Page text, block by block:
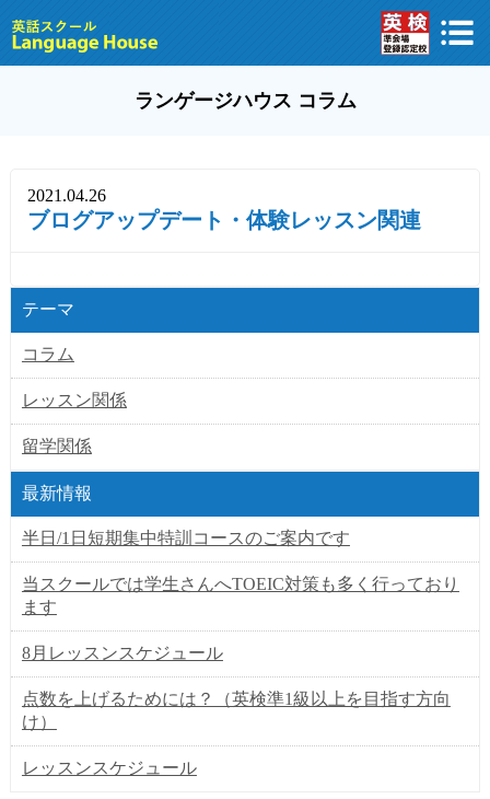
ランゲージハウス コラム
2021.04.26
ブログアップデート・体験レッスン関連
テーマ
コラム
レッスン関係
留学関係
最新情報
半日/1日短期集中特訓コースのご案内です
当スクールでは学生さんへTOEIC対策も多く行っており
ます
8月レッスンスケジュール
点数を上げるためには？（英検準1級以上を目指す方向
け）
レッスンスケジュール